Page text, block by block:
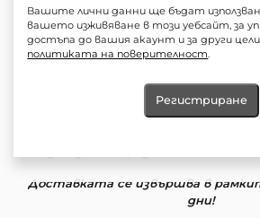
*Прозрачност: Не
Еластичност: Не
Продукт: Блуза , Телесна
Грижа: Прането на по ниска
Доставката се извършва в
дни!
Вашите лични данни ще бъдат
вашето изживяване в този уебсайт, за
достъпа до вашия акаунт и за други
политиката на поверителност.
Регистриране